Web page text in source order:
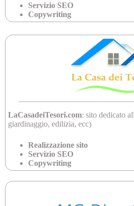
Servizio SEO
Copywriting
LaCasadeiTesori.com: sito dedicato
giardinaggio, edilizia, ecc)
Realizzazione sito
Servizio SEO
Copywriting